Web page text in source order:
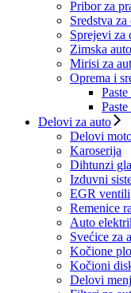
Pribor za
Sredstva
Sprejevi za
Zimska
Mirisi za
Oprema i
Delovi za auto
Delovi
Karoserija
Dihtunzi
Izduvni
EGR ventili
Remenice
Auto
Svećice za
Kočione
Kočioni
Delovi